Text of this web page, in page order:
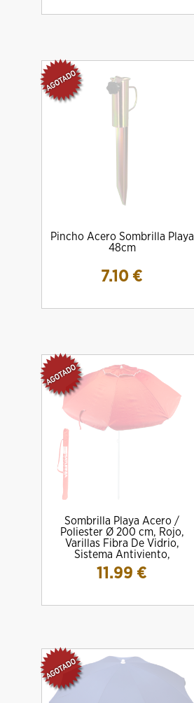
Pincho Acero Sombrilla Playa
48cm
7.10 €
Sombrilla Playa Acero /
Poliester Ø 200 cm, Rojo,
Varillas Fibra De Vidrio,
Sistema Antiviento,
11.99 €